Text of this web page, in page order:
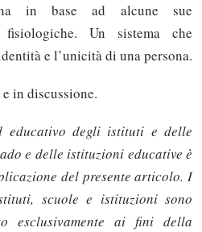
in base ad alcune sue
fisiologiche. Un sistema che
e l’unicità di una persona.
in discussione.
educativo degli istituti e delle
e delle istituzioni educative è
del presente articolo. I
scuole e istituzioni sono
esclusivamente ai fini della